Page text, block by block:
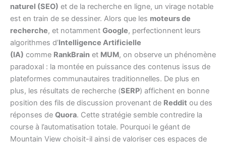
naturel (SEO) et de la recherche en ligne, un virage notable
est en train de se dessiner. Alors que les moteurs de
recherche, et notamment Google, perfectionnent leurs
algorithmes d’Intelligence Artificielle
(IA) comme RankBrain et MUM, on observe un phénomène
paradoxal : la montée en puissance des contenus issus de
plateformes communautaires traditionnelles. De plus en
plus, les résultats de recherche (SERP) affichent en bonne
position des fils de discussion provenant de Reddit ou des
réponses de Quora. Cette stratégie semble contredire la
course à l’automatisation totale. Pourquoi le géant de
Mountain View choisit-il ainsi de valoriser ces espaces de